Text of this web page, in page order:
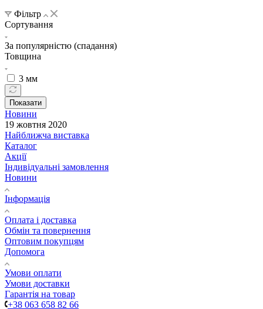
Фільтр
Сортування
За популярністю (спадання)
Товщина
3 мм
Показати
Новини
19 жовтня 2020
Найближча виставка
Каталог
Акції
Індивідуальні замовлення
Новини
Інформація
Оплата і доставка
Обмін та повернення
Оптовим покупцям
Допомога
Умови оплати
Умови доставки
Гарантія на товар
+38 063 658 82 66